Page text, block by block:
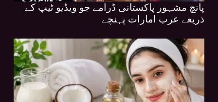
پانچ مشہور پاکستانی ڈرامے جو ویڈیو ٹیپ کے
ذریعے عرب امارات پہنچے